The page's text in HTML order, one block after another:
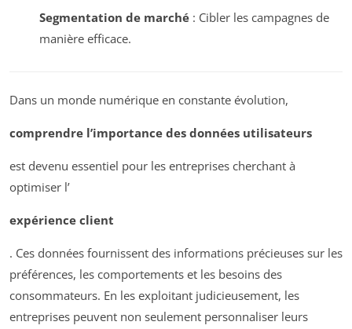
Segmentation de marché: Cibler les campagnes de
manière efficace.
Dans un monde numérique en constante évolution,
comprendre l’importance des données utilisateurs
est devenu essentiel pour les entreprises cherchant à
optimiser l’
expérience client
. Ces données fournissent des informations précieuses sur les
préférences, les comportements et les besoins des
consommateurs. En les exploitant judicieusement, les
entreprises peuvent non seulement personnaliser leurs